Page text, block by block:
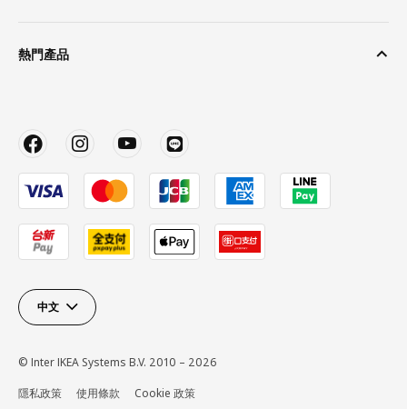
熱門產品
中文
© Inter IKEA Systems B.V. 2010 – 2026
隱私政策
使用條款 Cookie 政策